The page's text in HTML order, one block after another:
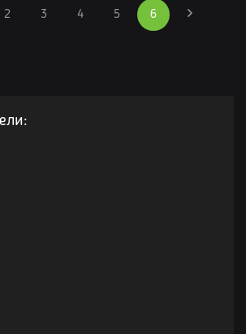
2 3 4 5 6